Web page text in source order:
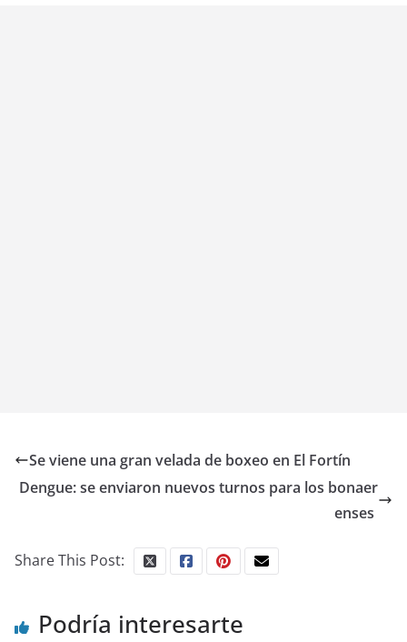
Se viene una gran velada de boxeo en El Fortín
Dengue: se enviaron nuevos turnos para los bonaer
enses
Share This Post:
Podría interesarte